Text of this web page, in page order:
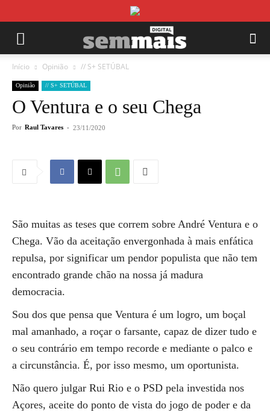
Início Opinião // S+ SETÚBAL
Opinião // S+ SETÚBAL
O Ventura e o seu Chega
Por Raul Tavares - 23/11/2020
São muitas as teses que correm sobre André Ventura e o
Chega. Vão da aceitação envergonhada à mais enfática
repulsa, por significar um pendor populista que não tem
encontrado grande chão na nossa já madura
democracia.
Sou dos que pensa que Ventura é um logro, um boçal
mal amanhado, a roçar o farsante, capaz de dizer tudo e
o seu contrário em tempo recorde e mediante o palco e
a circunstância. É, por isso mesmo, um oportunista.
Não quero julgar Rui Rio e o PSD pela investida nos
Açores, aceite do ponto de vista do jogo de poder e da